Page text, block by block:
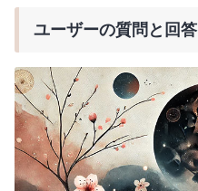
ユーザーの質問と回答